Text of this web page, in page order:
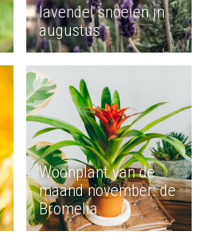
lavendel snoeien in
augustus
Woonplant van de
maand november: de
Bromelia